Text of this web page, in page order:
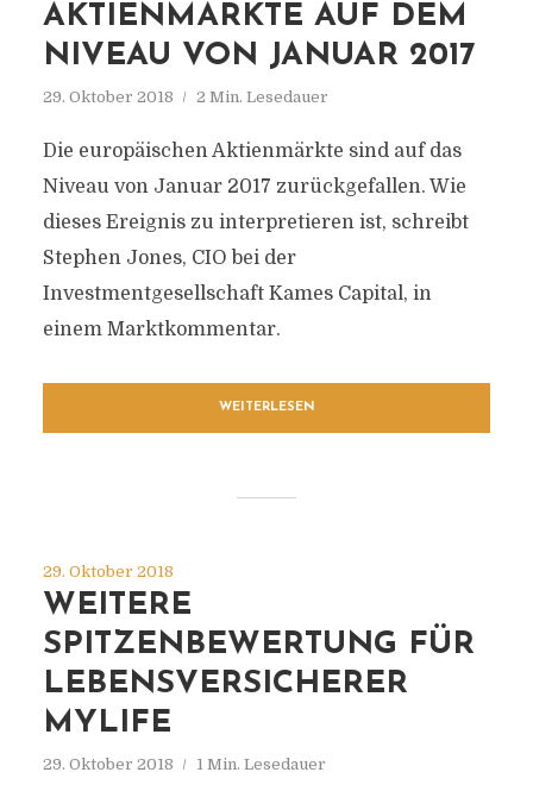
AKTIENMÄRKTE AUF DEM
NIVEAU VON JANUAR 2017
29. Oktober 2018 2 Min. Lesedauer
Die europäischen Aktienmärkte sind auf das
Niveau von Januar 2017 zurückgefallen. Wie
dieses Ereignis zu interpretieren ist, schreibt
Stephen Jones, CIO bei der
Investmentgesellschaft Kames Capital, in
einem Marktkommentar.
WEITERLESEN
29. Oktober 2018
WEITERE
SPITZENBEWERTUNG FÜR
LEBENSVERSICHERER
MYLIFE
29. Oktober 2018 1 Min. Lesedauer